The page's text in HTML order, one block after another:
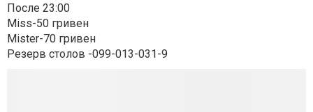
После 23:00
Miss-50 гривен
Mister-70 гривен
Резерв столов -099-013-031-9